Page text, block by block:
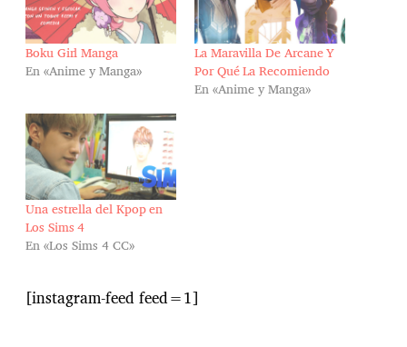
Boku Girl Manga
En «Anime y Manga»
La Maravilla De Arcane Y
Por Qué La Recomiendo
En «Anime y Manga»
Una estrella del Kpop en
Los Sims 4
En «Los Sims 4 CC»
[instagram-feed feed=1]